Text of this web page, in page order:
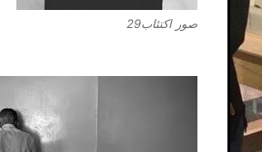
صور اكتئاب29